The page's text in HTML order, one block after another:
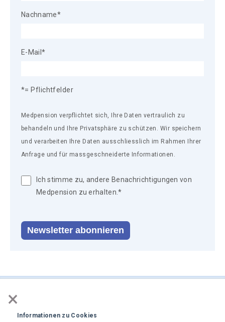
×
Informationen zu Cookies
Nachname*
E-Mail*
*= Pflichtfelder
Medpension verpflichtet sich, Ihre Daten vertraulich zu
behandeln und Ihre Privatsphäre zu schützen. Wir speichern
und verarbeiten Ihre Daten ausschliesslich im Rahmen Ihrer
Anfrage und für massgeschneiderte Informationen.
Ich stimme zu, andere Benachrichtigungen von
Medpension zu erhalten.*
Brunnhofweg 37